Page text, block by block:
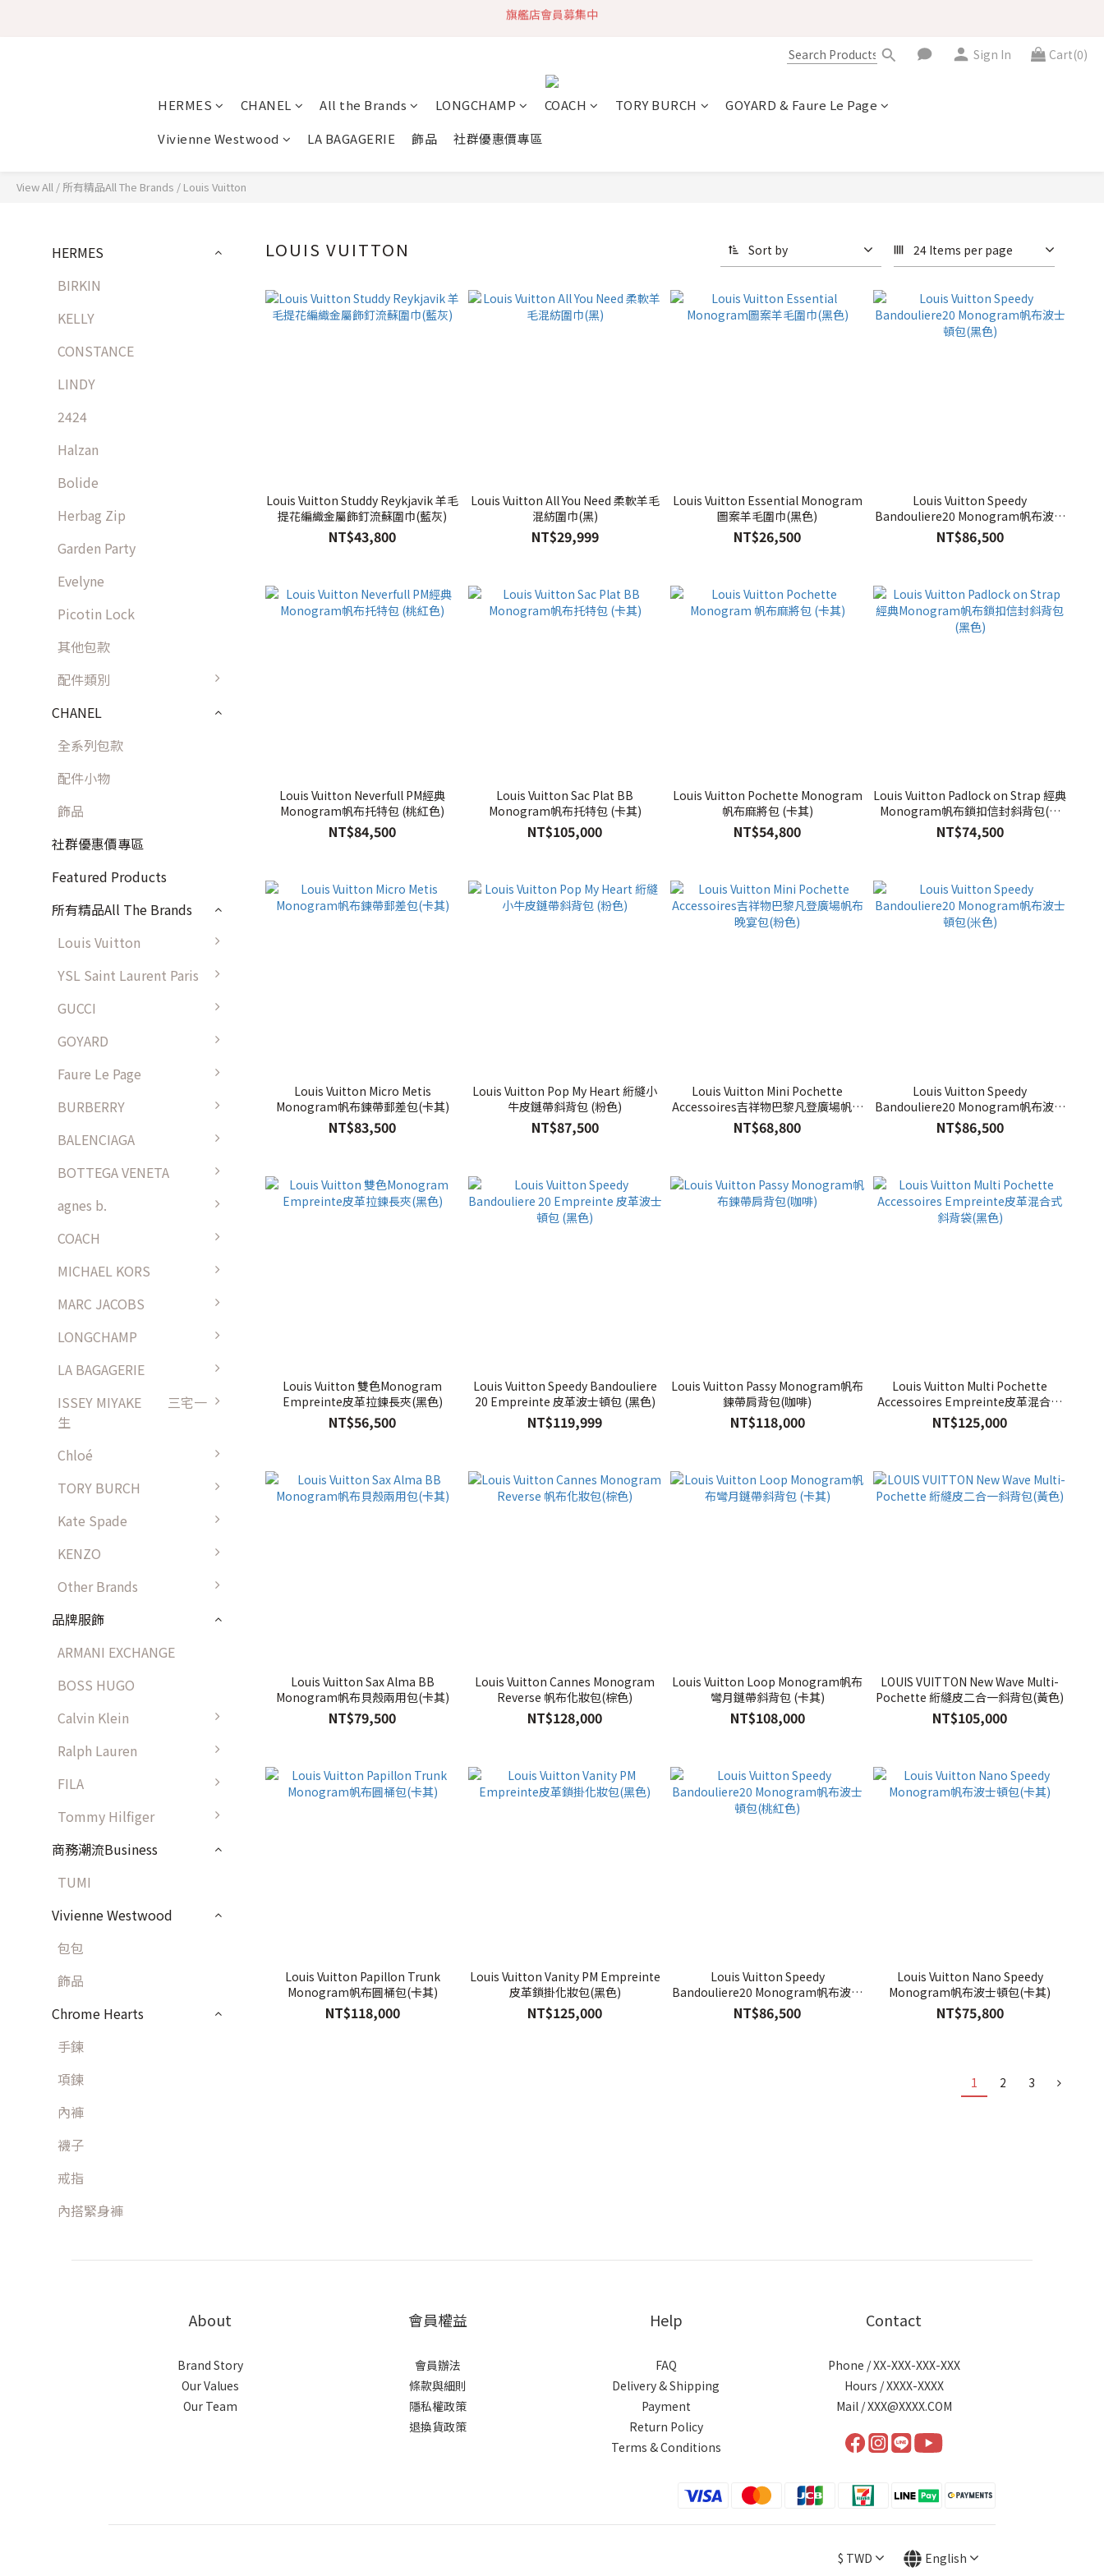
加入社群 獲取最新商品資訊
快速到貨 最新商品 回饋點數無上限
Sign In Cart(0)
HERMES CHANEL All the Brands LONGCHAMP COACH TORY BURCH
GOYARD & Faure Le Page
Vivienne Westwood
LA BAGAGERIE 飾品 社群優惠價專區
View All / 所有精品All The Brands / Louis Vuitton
HERMES
BIRKIN
KELLY
CONSTANCE
LINDY
2424
Halzan
Bolide
Herbag Zip
Garden Party
Evelyne
Picotin Lock
其他包款
配件類別
CHANEL
全系列包款
配件小物
飾品
社群優惠價專區
Featured Products
所有精品All The Brands
Louis Vuitton
YSL Saint Laurent Paris
GUCCI
GOYARD
Faure Le Page
BURBERRY
BALENCIAGA
BOTTEGA VENETA
agnes b.
COACH
MICHAEL KORS
MARC JACOBS
LONGCHAMP
LA BAGAGERIE
ISSEY MIYAKE 三宅一
生
Chloé
TORY BURCH
Kate Spade
KENZO
Other Brands
品牌服飾
ARMANI EXCHANGE
BOSS HUGO
Calvin Klein
Ralph Lauren
FILA
Tommy Hilfiger
商務潮流Business
TUMI
Vivienne Westwood
包包
飾品
Chrome Hearts
手鍊
項鍊
內褲
襪子
戒指
內搭緊身褲
LOUIS VUITTON Sort by 24 Items per page
Louis Vuitton Studdy Reykjavik 羊毛
提花編織金屬飾釘流蘇圍巾(藍灰)
NT$43,800
Louis Vuitton All You Need 柔軟羊毛
混紡圍巾(黑)
NT$29,999
Louis Vuitton Essential Monogram
圖案羊毛圍巾(黑色)
NT$26,500
Louis Vuitton Speedy
Bandouliere20 Monogram帆布波士
頓包(黑色)
NT$86,500
Louis Vuitton Neverfull PM經典
Monogram帆布托特包 (桃紅色)
NT$84,500
Louis Vuitton Sac Plat BB
Monogram帆布托特包 (卡其)
NT$105,000
Louis Vuitton Pochette Monogram
帆布麻將包 (卡其)
NT$54,800
Louis Vuitton Padlock on Strap 經典
Monogram帆布鎖扣信封斜背包(黑
色)
NT$74,500
Louis Vuitton Micro Metis
Monogram帆布鍊帶郵差包(卡其)
NT$83,500
Louis Vuitton Pop My Heart 絎縫小
牛皮鏈帶斜背包 (粉色)
NT$87,500
Louis Vuitton Mini Pochette
Accessoires吉祥物巴黎凡登廣場帆布
晚宴包(粉色)
NT$68,800
Louis Vuitton Speedy
Bandouliere20 Monogram帆布波士
頓包(米色)
NT$86,500
Louis Vuitton 雙色Monogram
Empreinte皮革拉鍊長夾(黑色)
NT$56,500
Louis Vuitton Speedy Bandouliere
20 Empreinte 皮革波士頓包 (黑色)
NT$119,999
Louis Vuitton Passy Monogram帆布
鍊帶肩背包(咖啡)
NT$118,000
Louis Vuitton Multi Pochette
Accessoires Empreinte皮革混合式
斜背袋(黑色)
NT$125,000
Louis Vuitton Sax Alma BB
Monogram帆布貝殼兩用包(卡其)
NT$79,500
Louis Vuitton Cannes Monogram
Reverse 帆布化妝包(棕色)
NT$128,000
Louis Vuitton Loop Monogram帆布
彎月鏈帶斜背包 (卡其)
NT$108,000
LOUIS VUITTON New Wave Multi-
Pochette 絎縫皮二合一斜背包(黃色)
NT$105,000
Louis Vuitton Papillon Trunk
Monogram帆布圓桶包(卡其)
NT$118,000
Louis Vuitton Vanity PM Empreinte
皮革鎖掛化妝包(黑色)
NT$125,000
Louis Vuitton Speedy
Bandouliere20 Monogram帆布波士
頓包(桃紅色)
NT$86,500
Louis Vuitton Nano Speedy
Monogram帆布波士頓包(卡其)
NT$75,800
1 2 3
About
Brand Story
Our Values
Our Team
會員權益
會員辦法
條款與細則
隱私權政策
退換貨政策
Help
FAQ
Delivery & Shipping
Payment
Return Policy
Terms & Conditions
Contact
Phone / XX-XXX-XXX-XXX
Hours / XXXX-XXXX
Mail / XXX@XXXX.COM
$ TWD English